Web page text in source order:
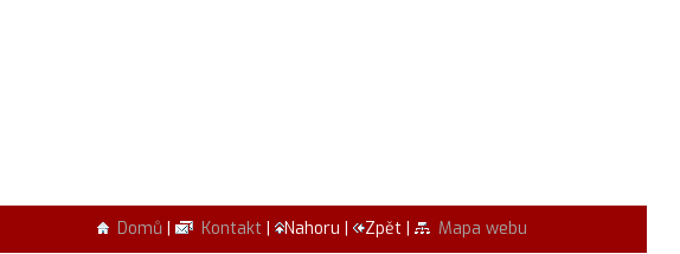
Mapa webu
Zpět |
Nahoru |
Kontakt |
Domů |